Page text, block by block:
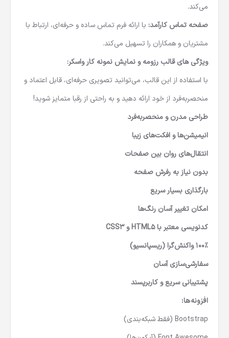
می‌کند.
صفحه تماس کارآمد: با ارائه فرم تماس ساده و حرفه‌ای، ارتباط با
مشتریان و همکاران را تسهیل می‌کند.
ویژگی‌ های قالب رزومه و نمایش نمونه کار واسکر:
با استفاده از این قالب، می‌توانید تصویری حرفه‌ای، قابل اعتماد و
منحصربه‌فرد از خود ارائه دهید و به راحتی از رقبا متمایز شوید!
طراحی مدرن و منحصر‌به‌فرد
انیمیشن‌ها و افکت‌های زیبا
انتقال‌های روان بین صفحات
بدون نیاز به رفرش صفحه
بارگذاری بسیار سریع
امکان تغییر آسان رنگ‌ها
کدنویسی معتبر با HTML5 و CSS3
100٪ واکنش‌گرا (ریسپانسیو)
سفارشی‌سازی آسان
پشتیبانی سریع و کاربرپسند
افزونه‌ها:
Bootstrap (فقط شبکه‌بندی)